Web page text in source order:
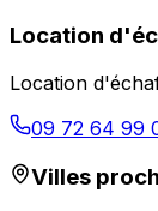
Location
Location
09 72 64 99
Villes